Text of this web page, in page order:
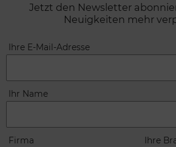
Jetzt den Newsletter
Neuigkeiten mehr
Ihre E-Mail-Adresse
Ihr Name
Firma Ihre